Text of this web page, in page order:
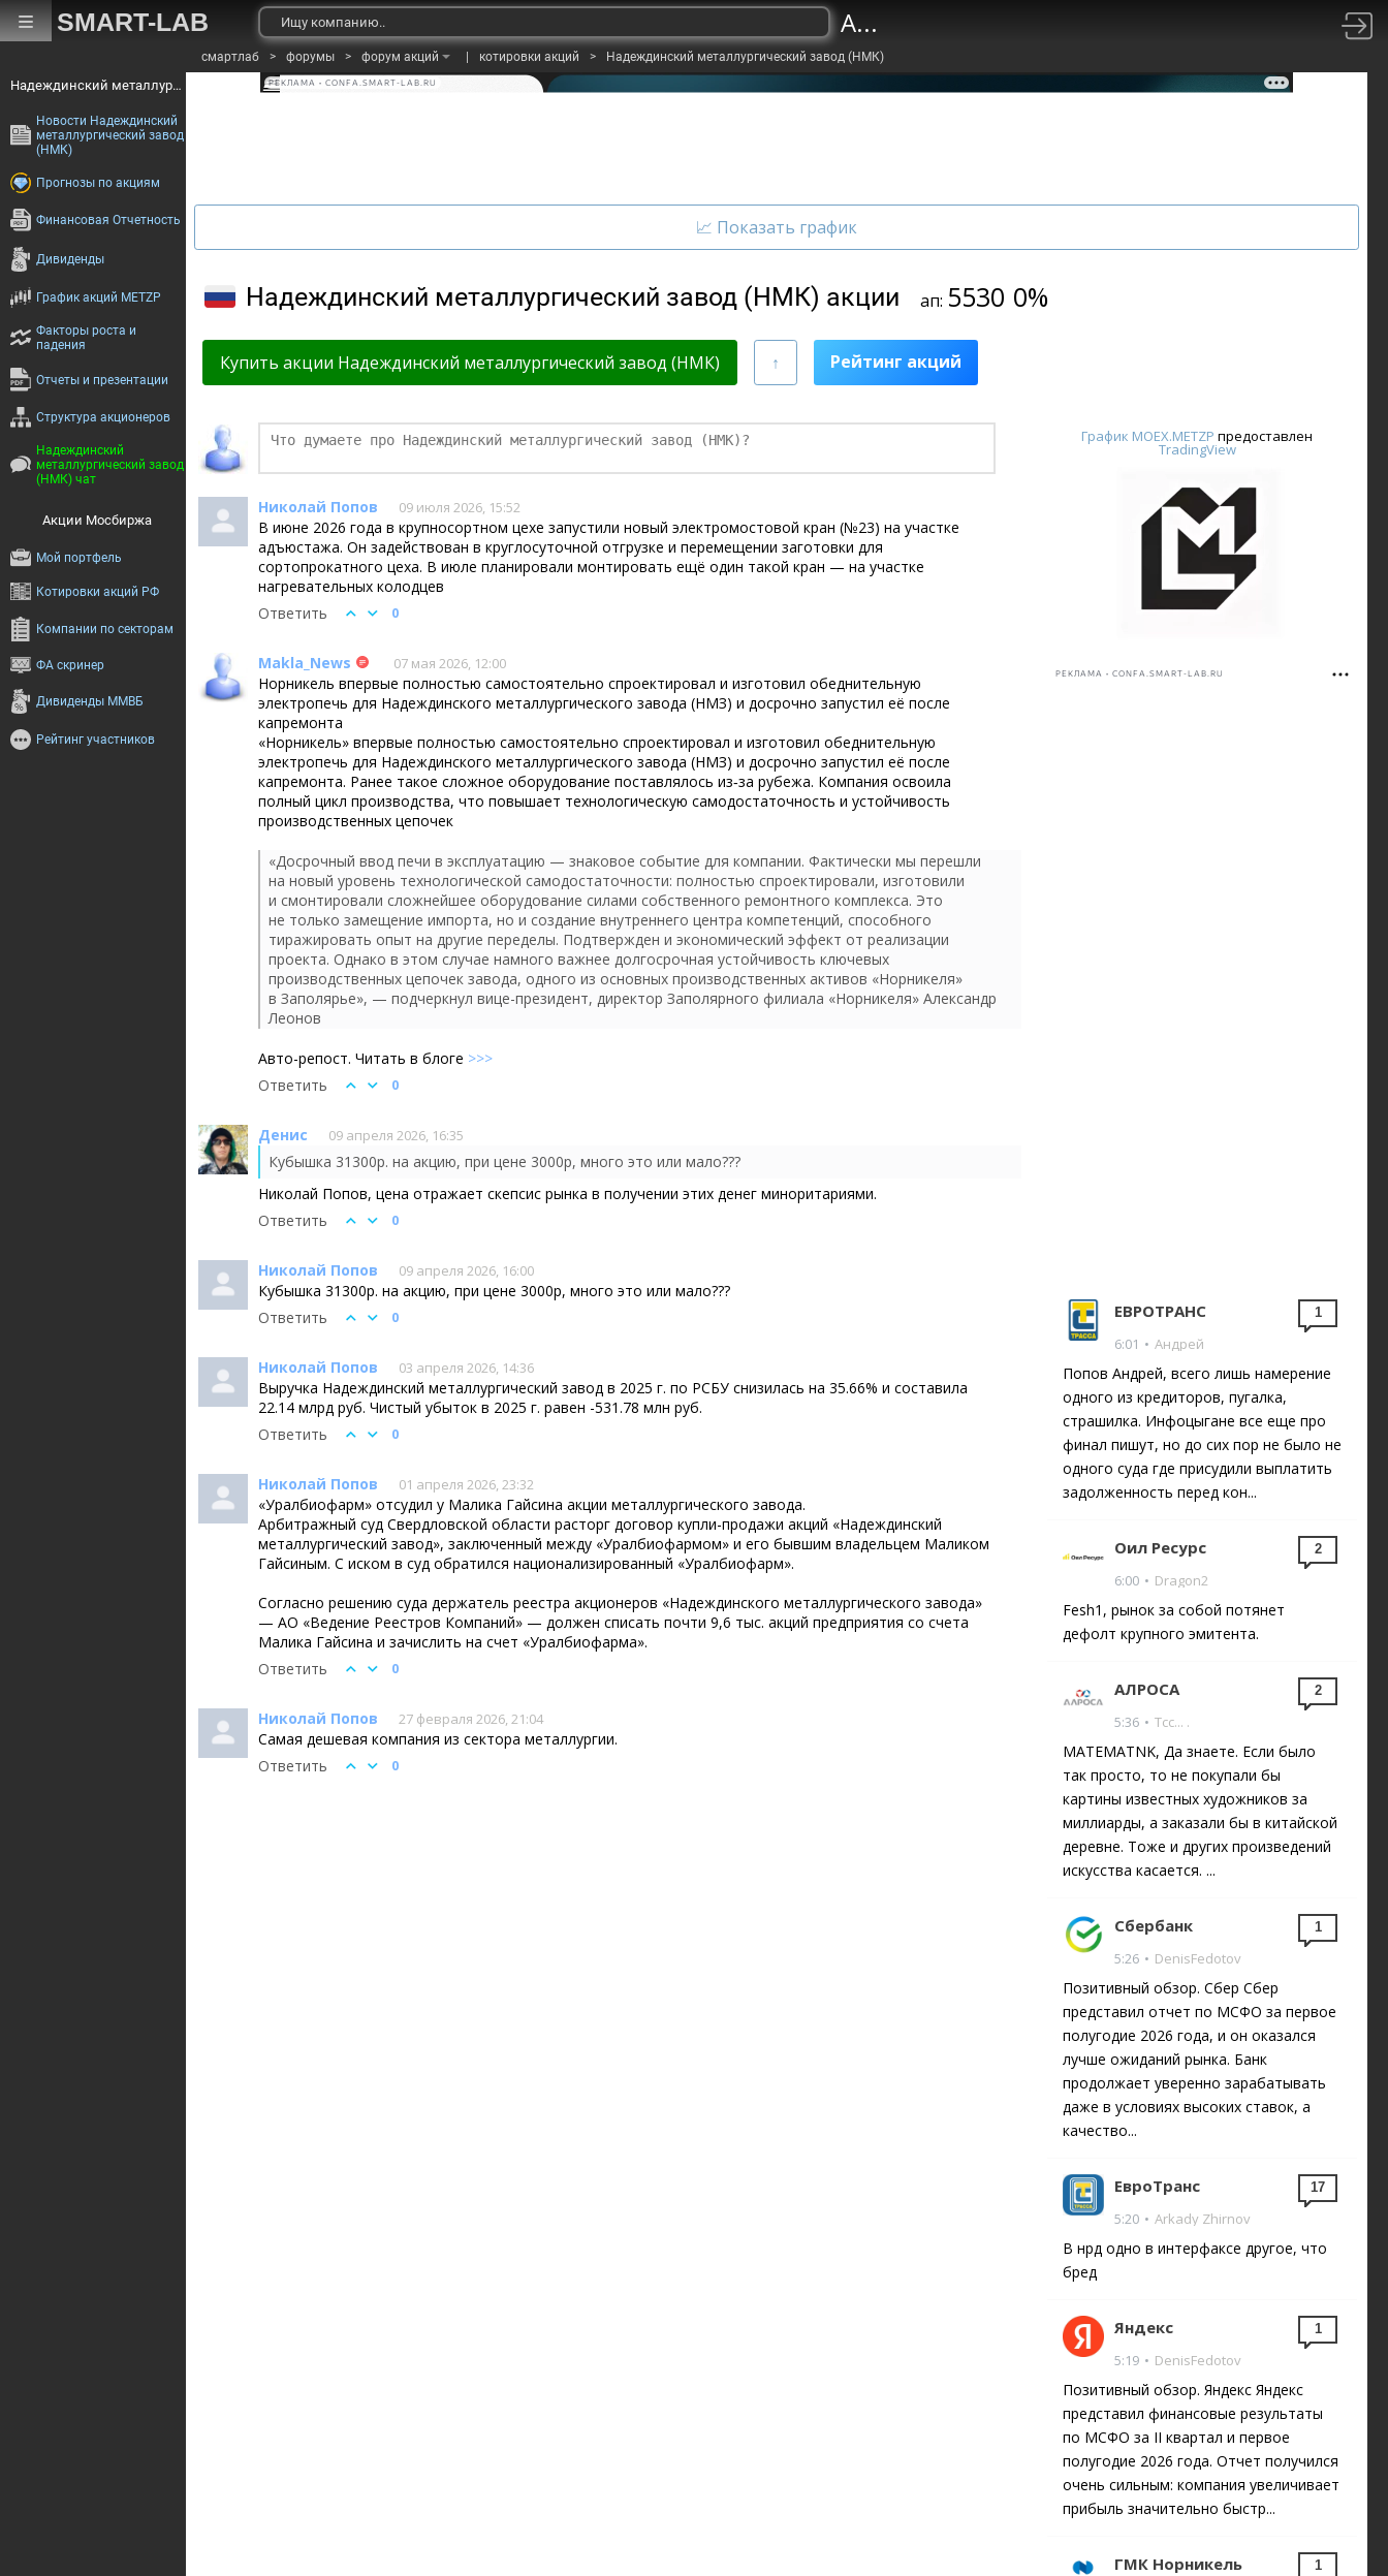
смартлаб > форумы > форум акций котировки акций > Надеждинский металлургический завод (НМК)
РЕКЛАМА • CONFA.SMART-LAB.RU
Надеждинский металлургический завод (НМК) акции ап: 5530 0%
Купить акции Надеждинский металлургический завод (НМК)
Финаме
Рейтинг акций
Николай Попов 09 июля 2026, 15:52
В июне 2026 года в крупносортном цехе запустили новый электромостовой кран (№23) на участке
адъюстажа. Он задействован в круглосуточной отгрузке и перемещении заготовки для
сортопрокатного цеха. В июле планировали монтировать ещё один такой кран — на участке
нагревательных колодцев
Ответить
0
Makla_News 07 мая 2026, 12:00
Норникель впервые полностью самостоятельно спроектировал и изготовил обеднительную
электропечь для Надеждинского металлургического завода (НМЗ) и досрочно запустил её после
капремонта
«Норникель» впервые полностью самостоятельно спроектировал и изготовил обеднительную
электропечь для Надеждинского металлургического завода (НМЗ) и досрочно запустил её после
капремонта. Ранее такое сложное оборудование поставлялось из‑за рубежа. Компания освоила
полный цикл производства, что повышает технологическую самодостаточность и устойчивость
производственных цепочек
«Досрочный ввод печи в эксплуатацию — знаковое событие для компании. Фактически мы перешли
на новый уровень технологической самодостаточности: полностью спроектировали, изготовили
и смонтировали сложнейшее оборудование силами собственного ремонтного комплекса. Это
не только замещение импорта, но и создание внутреннего центра компетенций, способного
тиражировать опыт на другие переделы. Подтвержден и экономический эффект от реализации
проекта. Однако в этом случае намного важнее долгосрочная устойчивость ключевых
производственных цепочек завода, одного из основных производственных активов «Норникеля»
в Заполярье», — подчеркнул вице-президент, директор Заполярного филиала «Норникеля» Александр
Леонов
Авто-репост. Читать в блоге >>>
Ответить
0
Денис 09 апреля 2026, 16:35
Кубышка 31300р. на акцию, при цене 3000р, много это или мало???
Николай Попов, цена отражает скепсис рынка в получении этих денег миноритариями.
Ответить
0
Николай Попов 09 апреля 2026, 16:00
Кубышка 31300р. на акцию, при цене 3000р, много это или мало???
Ответить
0
Николай Попов 03 апреля 2026, 14:36
Выручка Надеждинский металлургический завод в 2025 г. по РСБУ снизилась на 35.66% и составила
22.14 млрд руб. Чистый убыток в 2025 г. равен -531.78 млн руб.
Ответить
0
Николай Попов 01 апреля 2026, 23:32
«Уралбиофарм» отсудил у Малика Гайсина акции металлургического завода.
Арбитражный суд Свердловской области расторг договор купли-продажи акций «Надеждинский
металлургический завод», заключенный между «Уралбиофармом» и его бывшим владельцем Маликом
Гайсиным. С иском в суд обратился национализированный «Уралбиофарм».
Согласно решению суда держатель реестра акционеров «Надеждинского металлургического завода»
— АО «Ведение Реестров Компаний» — должен списать почти 9,6 тыс. акций предприятия со счета
Малика Гайсина и зачислить на счет «Уралбиофарма».
Ответить
0
Николай Попов 27 февраля 2026, 21:04
Самая дешевая компания из сектора металлургии.
Ответить
0
График MOEX.METZP предоставлен
TradingView
РЕКЛАМА • CONFA.SMART-LAB.RU
ЕВРОТРАНС
6:01 • Андрей
Попов Андрей, всего лишь намерение
одного из кредиторов, пугалка,
страшилка. Инфоцыгане все еще про
финал пишут, но до сих пор не было не
одного суда где присудили выплатить
задолженность перед кон...
1
Оил Ресурс
6:00 • Dragon2
Fesh1, рынок за собой потянет
дефолт крупного эмитента.
2
АЛРОСА
5:36 • Тсс... .
MATEMATNK, Да знаете. Если было
так просто, то не покупали бы
картины известных художников за
миллиарды, а заказали бы в китайской
деревне. Тоже и других произведений
искусства касается. ...
2
Сбербанк
5:26 • DenisFedotov
Позитивный обзор. Сбер Сбер
представил отчет по МСФО за первое
полугодие 2026 года, и он оказался
лучше ожиданий рынка. Банк
продолжает уверенно зарабатывать
даже в условиях высоких ставок, а
качество...
1
ЕвроТранс
5:20 • Arkady Zhirnov
В нрд одно в интерфаксе другое, что
бред
17
Яндекс
5:19 • DenisFedotov
Позитивный обзор. Яндекс Яндекс
представил финансовые результаты
по МСФО за II квартал и первое
полугодие 2026 года. Отчет получился
очень сильным: компания увеличивает
прибыль значительно быстр...
1
ГМК Норникель 1
Надеждинский металлургический завод (НМК)
Новости Надеждинский
металлургический завод
(НМК)
Прогнозы по акциям
Финансовая Отчетность
Дивиденды
График акций METZP
Факторы роста и
падения
Отчеты и презентации
Структура акционеров
Надеждинский
металлургический завод
(НМК) чат
Акции Мосбиржа
Мой портфель
Котировки акций РФ
Компании по секторам
ФА скринер
Дивиденды ММВБ
Рейтинг участников
SMART-LAB A...